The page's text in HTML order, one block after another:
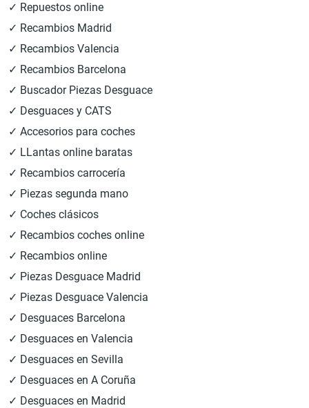
✓ Repuestos online
✓ Recambios Madrid
✓ Recambios Valencia
✓ Recambios Barcelona
✓ Buscador Piezas Desguace
✓ Desguaces y CATS
✓ Accesorios para coches
✓ LLantas online baratas
✓ Recambios carrocería
✓ Piezas segunda mano
✓ Coches clásicos
✓ Recambios coches online
✓ Recambios online
✓ Piezas Desguace Madrid
✓ Piezas Desguace Valencia
✓ Desguaces Barcelona
✓ Desguaces en Valencia
✓ Desguaces en Sevilla
✓ Desguaces en A Coruña
✓ Desguaces en Madrid